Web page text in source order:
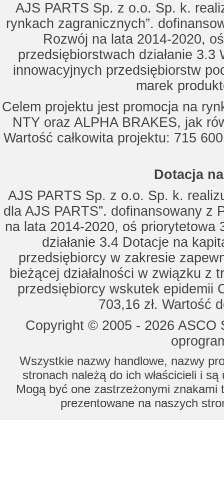
AJS PARTS Sp. z o.o. Sp. k.
rynkach zagranicznych”.
Rozwój na lata 2014-2020,
przedsiębiorstwach działanie
innowacyjnych przedsiębiorstw
marek
Celem projektu jest promocja na
NTY oraz ALPHA BRAKES, jak
Wartość całkowita projektu: 715
Dotacja
AJS PARTS Sp. z o.o. Sp. k.
dla AJS PARTS”. dofinansowany z
na lata 2014-2020, oś priorytetowa
działanie 3.4 Dotacje na
przedsiębiorcy w zakresie
bieżącej działalności w związku z
przedsiębiorcy wskutek epidemii
703,16 zł. Wartość
Copyright © 2005 - 2026
Wszystkie nazwy handlowe, nazwy
stronach należą do ich właścicieli i
Mogą być one zastrzeżonymi znakami
prezentowane na naszych